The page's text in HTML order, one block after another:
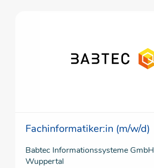
Fachinformatiker:in (m/w/d)
Babtec Informationssysteme GmbH
Wuppertal